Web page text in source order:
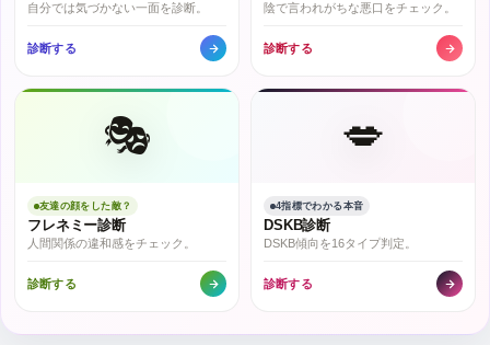
自分では気づかない一面を診断。
診断する
陰で言われがちな悪口をチェック。
診断する
🎭
友達の顔をした敵？
フレネミー診断
人間関係の違和感をチェック。
診断する
💋
4指標でわかる本音
DSKB診断
DSKB傾向を16タイプ判定。
診断する